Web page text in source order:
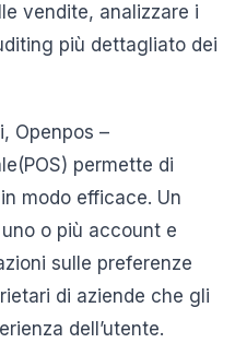
vendite, analizzare i
più dettagliato dei
Openpos –
permette di
modo efficace. Un
o più account e
sulle preferenze
di aziende che gli
dell’utente.